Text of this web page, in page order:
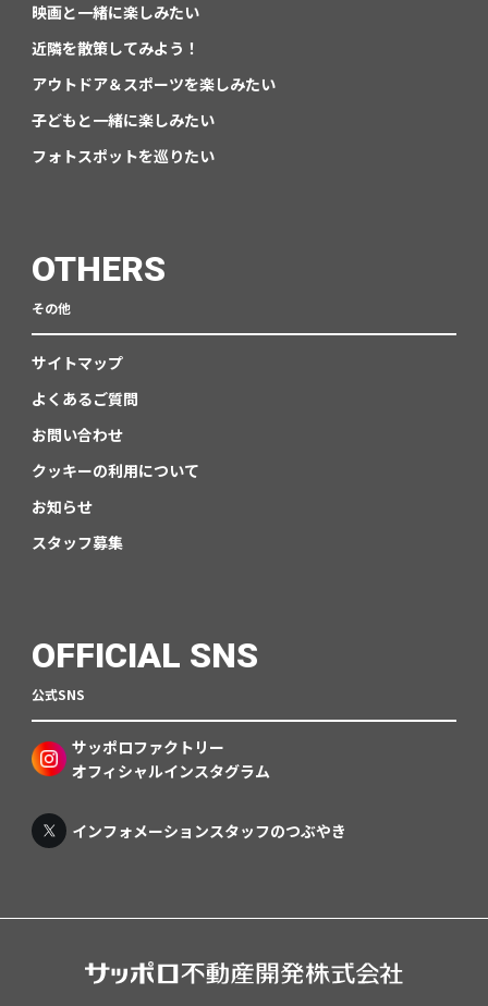
映画と一緒に楽しみたい
近隣を散策してみよう！
アウトドア＆スポーツを楽しみたい
子どもと一緒に楽しみたい
フォトスポットを巡りたい
OTHERS
その他
サイトマップ
よくあるご質問
お問い合わせ
クッキーの利用について
お知らせ
スタッフ募集
OFFICIAL SNS
公式SNS
サッポロファクトリー
オフィシャルインスタグラム
インフォメーションスタッフのつぶやき